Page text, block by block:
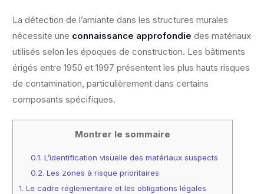
La détection de l’amiante dans les structures murales
nécessite une connaissance approfondie des matériaux
utilisés selon les époques de construction. Les bâtiments
érigés entre 1950 et 1997 présentent les plus hauts risques
de contamination, particulièrement dans certains
composants spécifiques.
Montrer le sommaire
0.1. L’identification visuelle des matériaux suspects
0.2. Les zones à risque prioritaires
1. Le cadre réglementaire et les obligations légales